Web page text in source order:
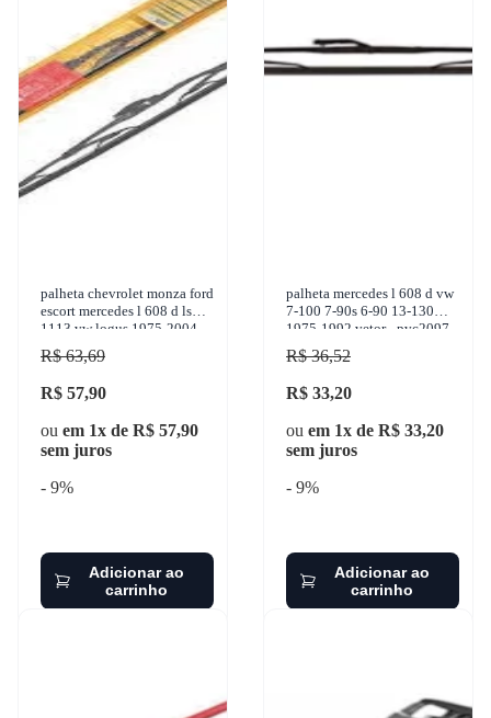
palheta chevrolet monza ford
escort mercedes l 608 d ls
1113 vw logus 1975-2004
dyna - 097
R$ 63,69
R$ 57,90
ou em 1x de R$ 57,90
sem juros
- 9%
Adicionar ao
carrinho
palheta mercedes l 608 d vw
7-100 7-90s 6-90 13-130
1975-1992 vetor - pvc2097
R$ 36,52
R$ 33,20
ou em 1x de R$ 33,20
sem juros
- 9%
Adicionar ao
carrinho